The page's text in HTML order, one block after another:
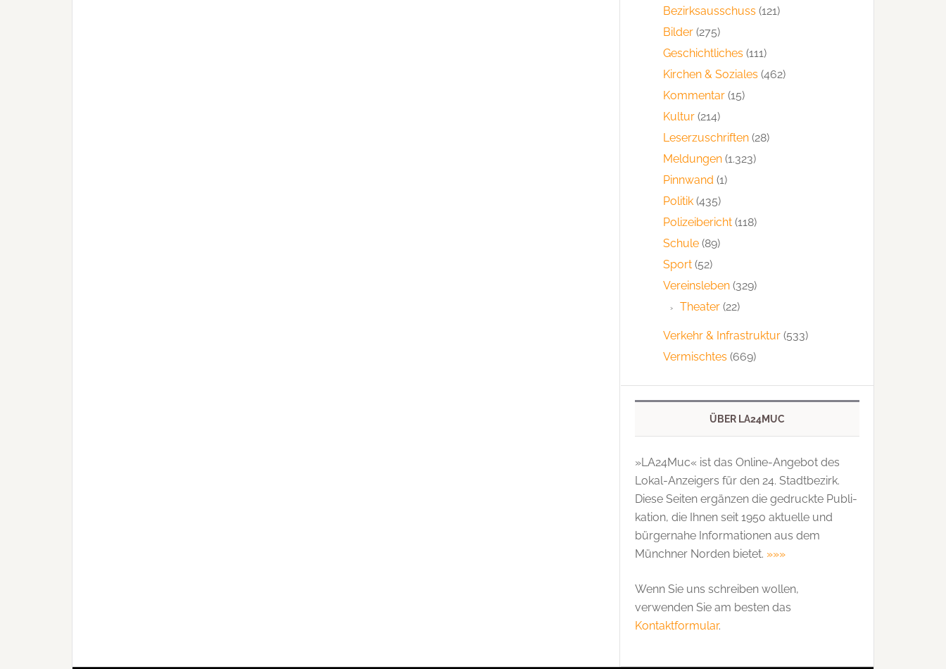
Bezirksausschuss (121)
Bilder (275)
Geschichtliches (111)
Kirchen & Soziales (462)
Kommentar (15)
Kultur (214)
Leserzuschriften (28)
Meldungen (1.323)
Pinnwand (1)
Politik (435)
Polizeibericht (118)
Schule (89)
Sport (52)
Vereinsleben (329)
Theater (22)
Verkehr & Infrastruktur (533)
Vermischtes (669)
ÜBER LA24MUC
»LA24Muc« ist das Online-Angebot des
Lokal-Anzeigers für den 24. Stadtbezirk.
Diese Seiten ergänzen die gedruckte Publi­
kation, die Ihnen seit 1950 aktuelle und
bürgernahe Informationen aus dem
Münchner Norden bietet. »»»
Wenn Sie uns schreiben wollen,
verwenden Sie am besten das
Kontaktformular.